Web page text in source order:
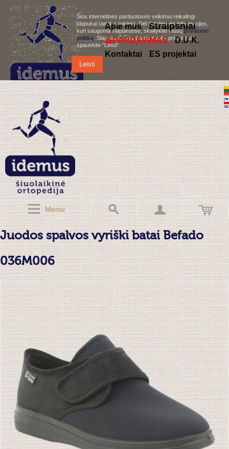
Šios internetinės parduotuvės veikimui reikalingi
slapukai (angl. cookies). Dėl detalesnės informacijos,
kuri saugoma slapukuose, skaitykite mūsųprivatumo
politiką . Slapukų iš šios parduotuvės priėmimui,
spauskite "Leisti".
Leisti
Meniu
Apie mus Straipsniai
IŠPARDAVIMAS
D.U.K.
Kontaktai
ES projektai
Juodos spalvos vyriški batai Befado
036M006